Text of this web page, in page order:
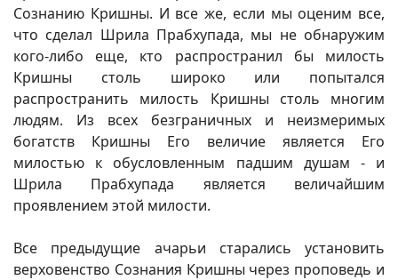
Сознанию Кришны. И все же, если мы оценим все,
что сделал Шрила Прабхупада, мы не обнаружим
кого-либо еще, кто распространил бы милость
Кришны столь широко или попытался
распространить милость Кришны столь многим
людям. Из всех безграничных и неизмеримых
богатств Кришны Его величие является Его
милостью к обусловленным падшим душам - и
Шрила Прабхупада является величайшим
проявлением этой милости.
Все предыдущие ачарьи старались установить
верховенство Сознания Кришны через проповедь и